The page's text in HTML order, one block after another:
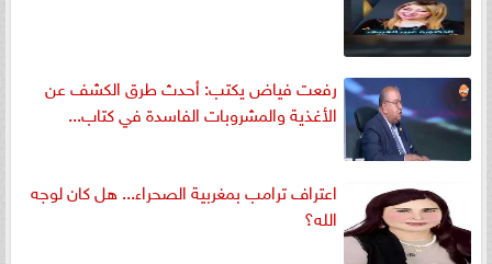
رفعت فياض يكتب: أحدث طرق الكشف عن
الأغذية والمشروبات الفاسدة في كتاب...
اعتراف ترامب بمغربية الصحراء... هل كان لوجه
الله؟